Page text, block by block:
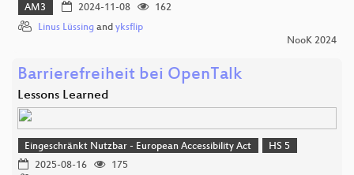
AM3 2024-11-08
162
Linus Lüssing and yksflip
NooK 2024
Barrierefreiheit bei OpenTalk
Lessons Learned
Eingeschränkt Nutzbar - European Accessibility Act
HS 5
2025-08-16
175